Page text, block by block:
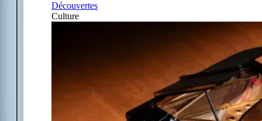
Découvertes
Culture